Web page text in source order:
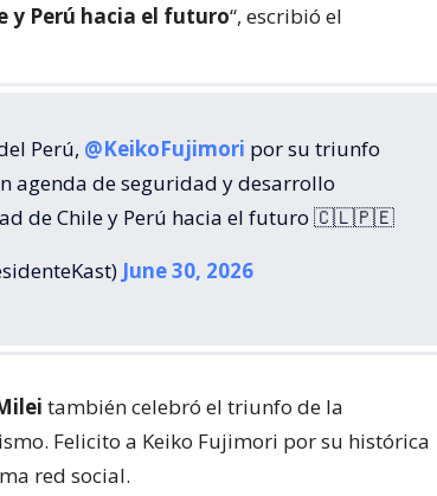
y Perú hacia el futuro“, escribió el
Perú, @KeikoFujimori por su triunfo
agenda de seguridad y desarrollo
de Chile y Perú hacia el futuro 🇨🇱🇵🇪
June 30, 2026
también celebró el triunfo de la
Felicito a Keiko Fujimori por su histórica
red social.